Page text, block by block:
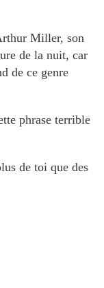
Miller, son
de la nuit, car
de ce genre
phrase terrible
de toi que des